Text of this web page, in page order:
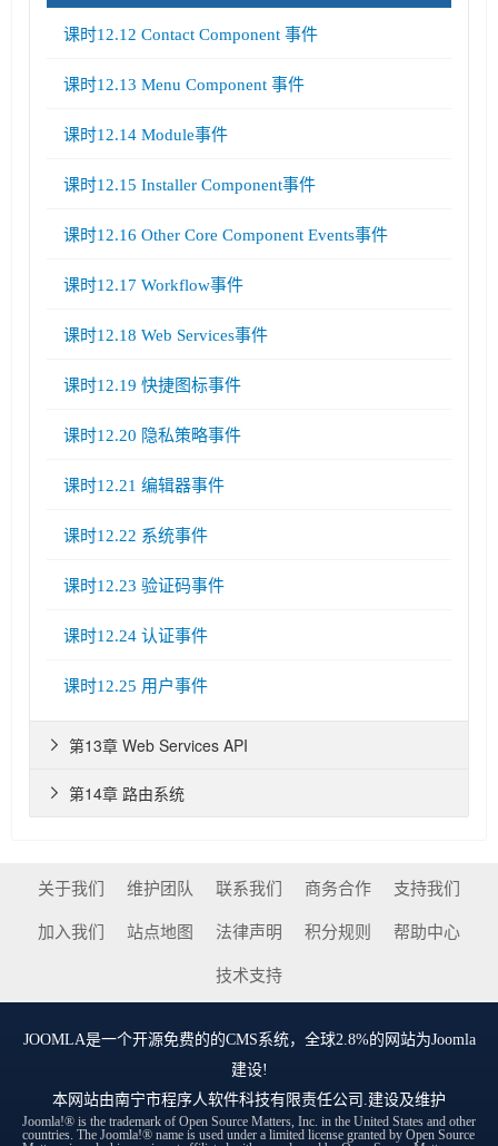
课时12.12 Contact Component 事件
课时12.13 Menu Component 事件
课时12.14 Module事件
课时12.15 Installer Component事件
课时12.16 Other Core Component Events事件
课时12.17 Workflow事件
课时12.18 Web Services事件
课时12.19 快捷图标事件
课时12.20 隐私策略事件
课时12.21 编辑器事件
课时12.22 系统事件
课时12.23 验证码事件
课时12.24 认证事件
课时12.25 用户事件
第13章 Web Services API

第14章 路由系统

关于我们 维护团队 联系我们 商务合作 支持我们
加入我们 站点地图 法律声明 积分规则 帮助中心
技术支持
JOOMLA是一个开源免费的的CMS系统，全球2.8%的网站为Joomla
建设!
本网站由南宁市程序人软件科技有限责任公司 .建设及维护
Joomla!® is the trademark of Open Source Matters, Inc. in the United States and other
countries. The Joomla!® name is used under a limited license granted by Open Source